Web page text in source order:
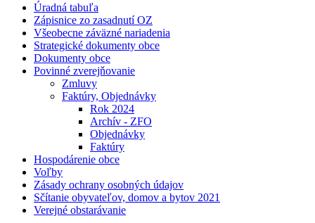
Úradná tabuľa
Zápisnice zo zasadnutí OZ
Všeobecne záväzné nariadenia
Strategické dokumenty obce
Dokumenty obce
Povinné zverejňovanie
Zmluvy
Faktúry, Objednávky
Rok 2024
Archív - ZFO
Objednávky
Faktúry
Hospodárenie obce
Voľby
Zásady ochrany osobných údajov
Sčítanie obyvateľov, domov a bytov 2021
Verejné obstarávanie